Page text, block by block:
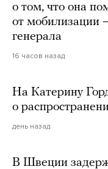
о том, что она
от мобилизации
генерала
16 часов назад
На Катерину
о
день назад
В Швеции